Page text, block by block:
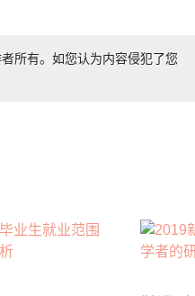
所有。如您认为内容侵犯了您